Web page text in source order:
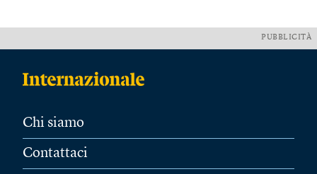
PUBBLICITÀ
Chi siamo
Contattaci